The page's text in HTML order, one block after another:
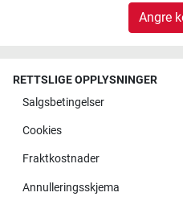
Angre
RETTSLIGE OPPLYSNINGER
Salgsbetingelser
Cookies
Fraktkostnader
Annulleringsskjema